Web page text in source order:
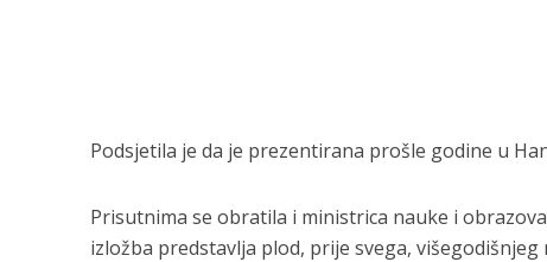
Podsjetila je da je prezentirana prošle godine u
Prisutnima se obratila i ministrica nauke i
izložba predstavlja plod, prije svega,